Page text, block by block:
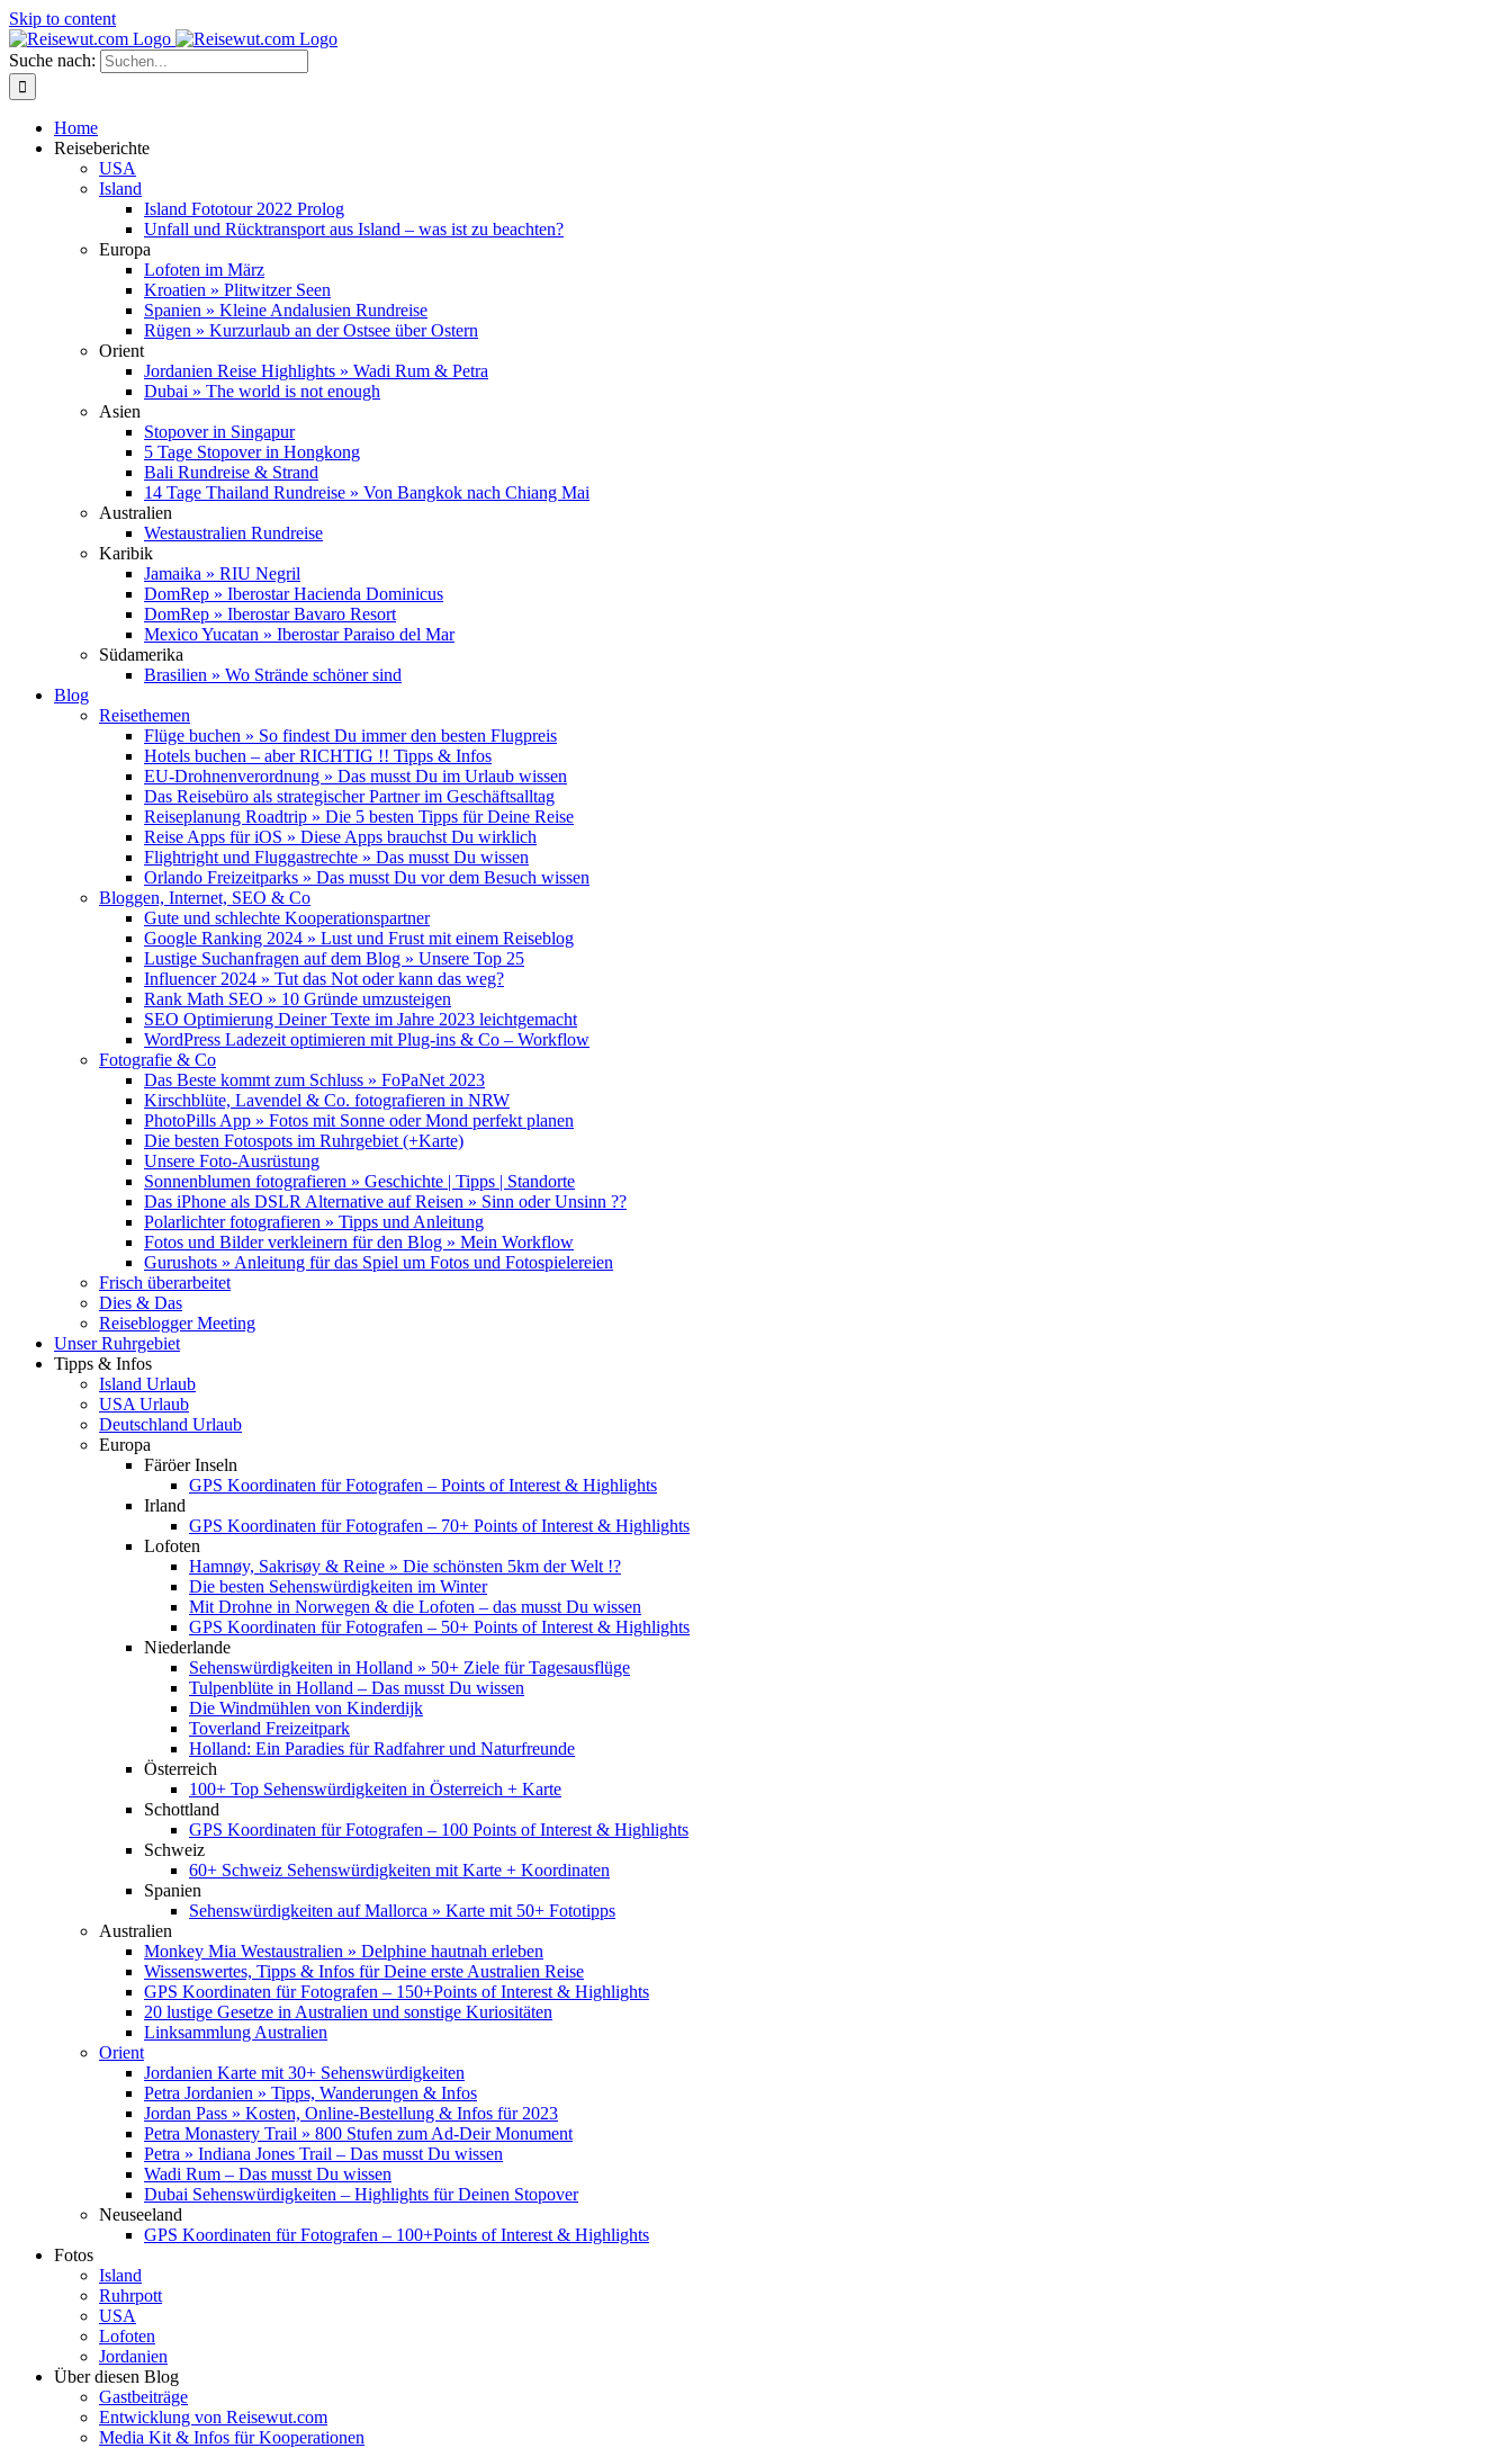
Skip to content
Suche nach:
Home
Reiseberichte
USA
Island
Island Fototour 2022 Prolog
Unfall und Rücktransport aus Island – was ist zu beachten?
Europa
Lofoten im März
Kroatien » Plitwitzer Seen
Spanien » Kleine Andalusien Rundreise
Rügen » Kurzurlaub an der Ostsee über Ostern
Orient
Jordanien Reise Highlights » Wadi Rum & Petra
Dubai » The world is not enough
Asien
Stopover in Singapur
5 Tage Stopover in Hongkong
Bali Rundreise & Strand
14 Tage Thailand Rundreise » Von Bangkok nach Chiang Mai
Australien
Westaustralien Rundreise
Karibik
Jamaika » RIU Negril
DomRep » Iberostar Hacienda Dominicus
DomRep » Iberostar Bavaro Resort
Mexico Yucatan » Iberostar Paraiso del Mar
Südamerika
Brasilien » Wo Strände schöner sind
Blog
Reisethemen
Flüge buchen » So findest Du immer den besten Flugpreis
Hotels buchen – aber RICHTIG !! Tipps & Infos
EU-Drohnenverordnung » Das musst Du im Urlaub wissen
Das Reisebüro als strategischer Partner im Geschäftsalltag
Reiseplanung Roadtrip » Die 5 besten Tipps für Deine Reise
Reise Apps für iOS » Diese Apps brauchst Du wirklich
Flightright und Fluggastrechte » Das musst Du wissen
Orlando Freizeitparks » Das musst Du vor dem Besuch wissen
Bloggen, Internet, SEO & Co
Gute und schlechte Kooperationspartner
Google Ranking 2024 » Lust und Frust mit einem Reiseblog
Lustige Suchanfragen auf dem Blog » Unsere Top 25
Influencer 2024 » Tut das Not oder kann das weg?
Rank Math SEO » 10 Gründe umzusteigen
SEO Optimierung Deiner Texte im Jahre 2023 leichtgemacht
WordPress Ladezeit optimieren mit Plug-ins & Co – Workflow
Fotografie & Co
Das Beste kommt zum Schluss » FoPaNet 2023
Kirschblüte, Lavendel & Co. fotografieren in NRW
PhotoPills App » Fotos mit Sonne oder Mond perfekt planen
Die besten Fotospots im Ruhrgebiet (+Karte)
Unsere Foto-Ausrüstung
Sonnenblumen fotografieren » Geschichte | Tipps | Standorte
Das iPhone als DSLR Alternative auf Reisen » Sinn oder Unsinn ??
Polarlichter fotografieren » Tipps und Anleitung
Fotos und Bilder verkleinern für den Blog » Mein Workflow
Gurushots » Anleitung für das Spiel um Fotos und Fotospielereien
Frisch überarbeitet
Dies & Das
Reiseblogger Meeting
Unser Ruhrgebiet
Tipps & Infos
Island Urlaub
USA Urlaub
Deutschland Urlaub
Europa
Färöer Inseln
GPS Koordinaten für Fotografen – Points of Interest & Highlights
Irland
GPS Koordinaten für Fotografen – 70+ Points of Interest & Highlights
Lofoten
Hamnøy, Sakrisøy & Reine » Die schönsten 5km der Welt !?
Die besten Sehenswürdigkeiten im Winter
Mit Drohne in Norwegen & die Lofoten – das musst Du wissen
GPS Koordinaten für Fotografen – 50+ Points of Interest & Highlights
Niederlande
Sehenswürdigkeiten in Holland » 50+ Ziele für Tagesausflüge
Tulpenblüte in Holland – Das musst Du wissen
Die Windmühlen von Kinderdijk
Toverland Freizeitpark
Holland: Ein Paradies für Radfahrer und Naturfreunde
Österreich
100+ Top Sehenswürdigkeiten in Österreich + Karte
Schottland
GPS Koordinaten für Fotografen – 100 Points of Interest & Highlights
Schweiz
60+ Schweiz Sehenswürdigkeiten mit Karte + Koordinaten
Spanien
Sehenswürdigkeiten auf Mallorca » Karte mit 50+ Fototipps
Australien
Monkey Mia Westaustralien » Delphine hautnah erleben
Wissenswertes, Tipps & Infos für Deine erste Australien Reise
GPS Koordinaten für Fotografen – 150+Points of Interest & Highlights
20 lustige Gesetze in Australien und sonstige Kuriositäten
Linksammlung Australien
Orient
Jordanien Karte mit 30+ Sehenswürdigkeiten
Petra Jordanien » Tipps, Wanderungen & Infos
Jordan Pass » Kosten, Online-Bestellung & Infos für 2023
Petra Monastery Trail » 800 Stufen zum Ad-Deir Monument
Petra » Indiana Jones Trail – Das musst Du wissen
Wadi Rum – Das musst Du wissen
Dubai Sehenswürdigkeiten – Highlights für Deinen Stopover
Neuseeland
GPS Koordinaten für Fotografen – 100+Points of Interest & Highlights
Fotos
Island
Ruhrpott
USA
Lofoten
Jordanien
Über diesen Blog
Gastbeiträge
Entwicklung von Reisewut.com
Media Kit & Infos für Kooperationen